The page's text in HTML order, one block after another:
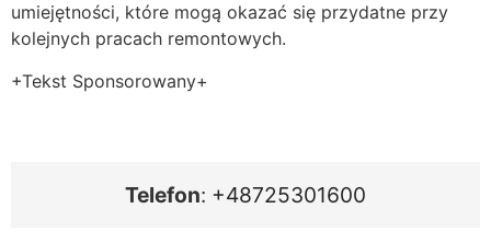
umiejętności, które mogą okazać się przydatne przy
kolejnych pracach remontowych.
+Tekst Sponsorowany+
Telefon: +48725301600